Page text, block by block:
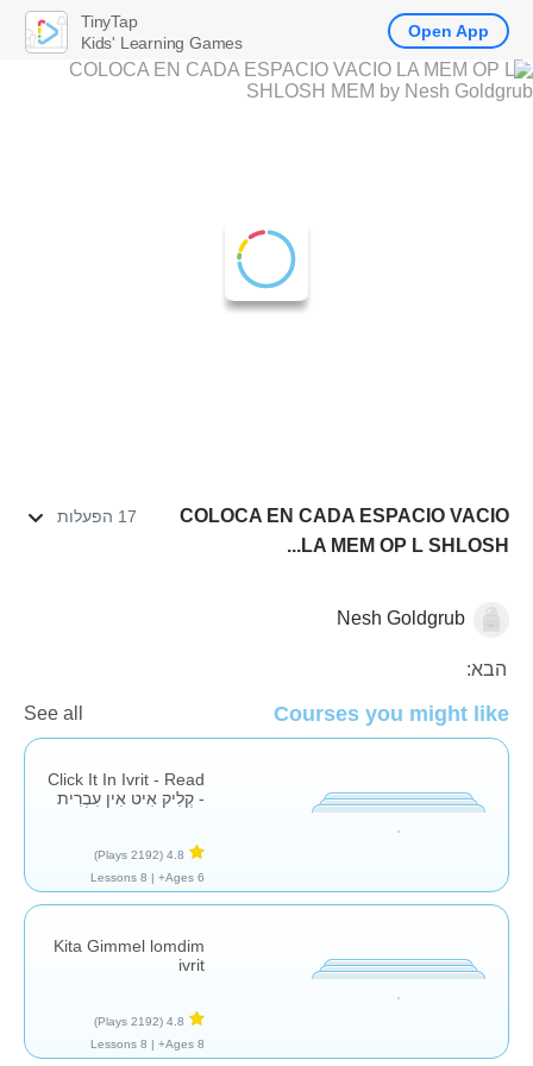
COLOCA EN CADA ESPACIO VACIO
LA MEM OP L SHLOSH...
17 הפעלות
Nesh Goldgrub
הבא:
Courses you might like
See all
Click It In Ivrit - Read
- קְלִיק אִיט אִין עִבְרִית
4.8
(2192 Plays)
Ages 6+ |
8 Lessons
Kita Gimmel lomdim
ivrit
4.8
(2192 Plays)
Ages 8+ |
8 Lessons
TinyTap
Kids' Learning Games
Open App